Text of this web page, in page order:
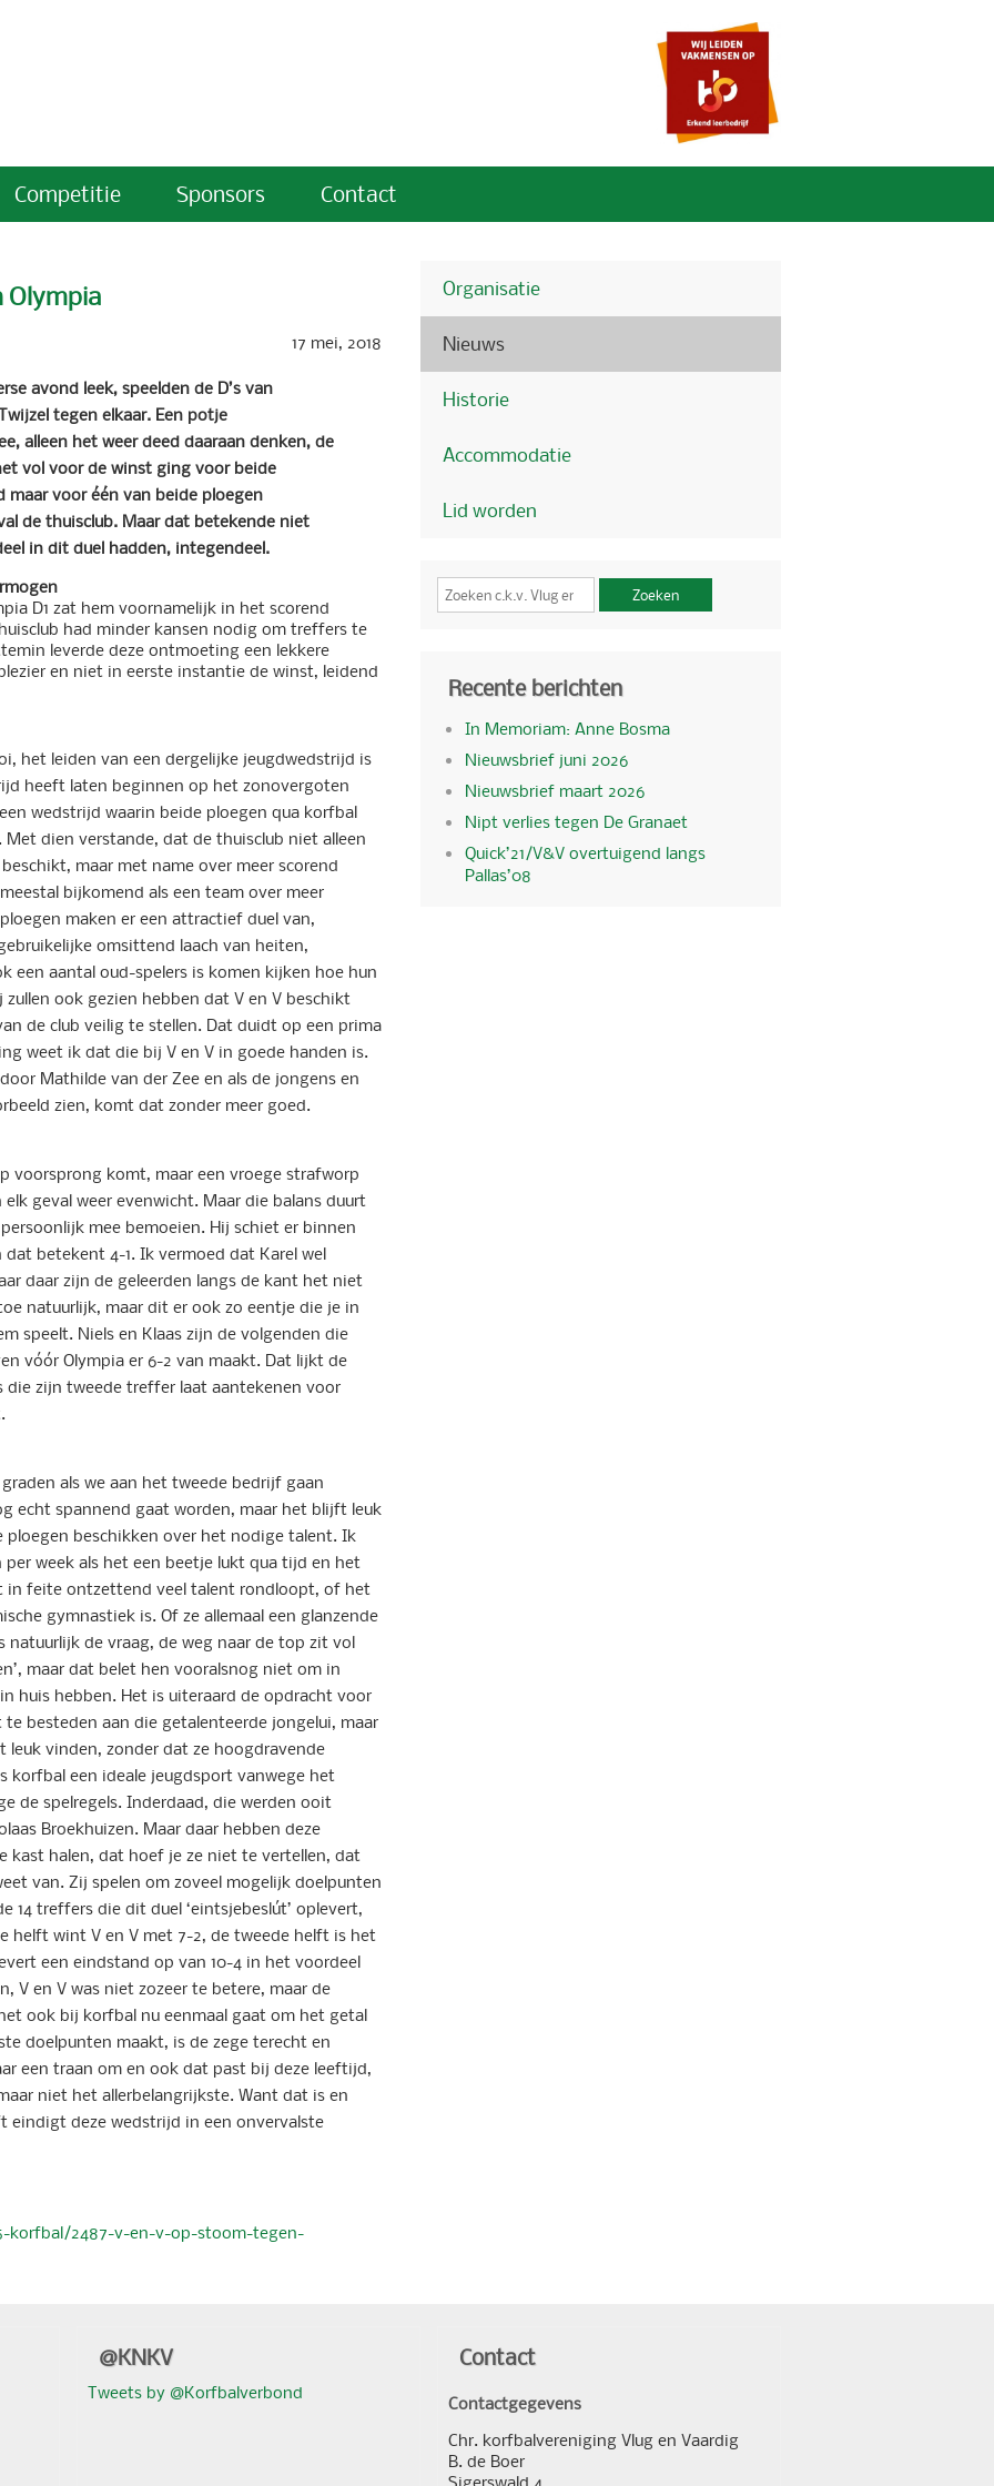
Competitie Sponsors Contact
Olympia
17 mei, 2018
avond leek, speelden de D’s van
tegen elkaar. Een potje
alleen het weer deed daaraan denken, de
vol voor de winst ging voor beide
maar voor één van beide ploegen
de thuisclub. Maar dat betekende niet
in dit duel hadden, integendeel.
D1 zat hem voornamelijk in het scorend
had minder kansen nodig om treffers te
leverde deze ontmoeting een lekkere
en niet in eerste instantie de winst, leidend
het leiden van een dergelijke jeugdwedstrijd is
heeft laten beginnen op het zonovergoten
wedstrijd waarin beide ploegen qua korfbal
dien verstande, dat de thuisclub niet alleen
maar met name over meer scorend
bijkomend als een team over meer
maken er een attractief duel van,
omsittend laach van heiten,
een aantal oud-spelers is komen kijken hoe hun
ook gezien hebben dat V en V beschikt
de club veilig te stellen. Dat duidt op een prima
weet ik dat die bij V en V in goede handen is.
Mathilde van der Zee en als de jongens en
zien, komt dat zonder meer goed.
voorsprong komt, maar een vroege strafworp
geval weer evenwicht. Maar die balans duurt
mee bemoeien. Hij schiet er binnen
betekent 4-1. Ik vermoed dat Karel wel
daar zijn de geleerden langs de kant het niet
natuurlijk, maar dit er ook zo eentje die je in
speelt. Niels en Klaas zijn de volgenden die
vóór Olympia er 6-2 van maakt. Dat lijkt de
zijn tweede treffer laat aantekenen voor
als we aan het tweede bedrijf gaan
echt spannend gaat worden, maar het blijft leuk
beschikken over het nodige talent. Ik
week als het een beetje lukt qua tijd en het
in feite ontzettend veel talent rondloopt, of het
gymnastiek is. Of ze allemaal een glanzende
de vraag, de weg naar de top zit vol
maar dat belet hen vooralsnog niet om in
huis hebben. Het is uiteraard de opdracht voor
besteden aan die getalenteerde jongelui, maar
vinden, zonder dat ze hoogdravende
een ideale jeugdsport vanwege het
de spelregels. Inderdaad, die werden ooit
Broekhuizen. Maar daar hebben deze
kast halen, dat hoef je ze niet te vertellen, dat
van. Zij spelen om zoveel mogelijk doelpunten
14 treffers die dit duel ‘eintsjebeslút’ oplevert,
helft wint V en V met 7-2, de tweede helft is het
een eindstand op van 10-4 in het voordeel
V en V was niet zozeer te betere, maar de
ook bij korfbal nu eenmaal gaat om het getal
doelpunten maakt, is de zege terecht en
een traan om en ook dat past bij deze leeftijd,
niet het allerbelangrijkste. Want dat is en
deze wedstrijd in een onvervalste
korfbal/2487-v-en-v-op-stoom-tegen-
Organisatie
Nieuws
Historie
Accommodatie
Lid worden
Zoeken
Recente berichten
In Memoriam: Anne Bosma
Nieuwsbrief juni 2026
Nieuwsbrief maart 2026
Nipt verlies tegen De Granaet
Quick’21/V&V overtuigend langs
Pallas’08
@KNKV
Tweets by @Korfbalverbond
Contact
Contactgegevens
Chr. korfbalvereniging Vlug en Vaardig
B. de Boer
Sigerswald 4